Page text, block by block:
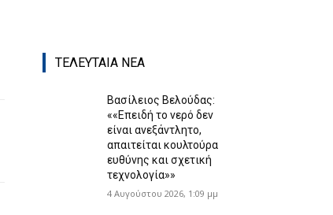
ΤΕΛΕΥΤΑΙΑ ΝΕΑ
Βασίλειος Βελούδας:
««Eπειδή το νερό δεν
είναι ανεξάντλητο,
απαιτείται κουλτούρα
ευθύνης και σχετική
τεχνολογία»»
4 Αυγούστου 2026, 1:09 μμ